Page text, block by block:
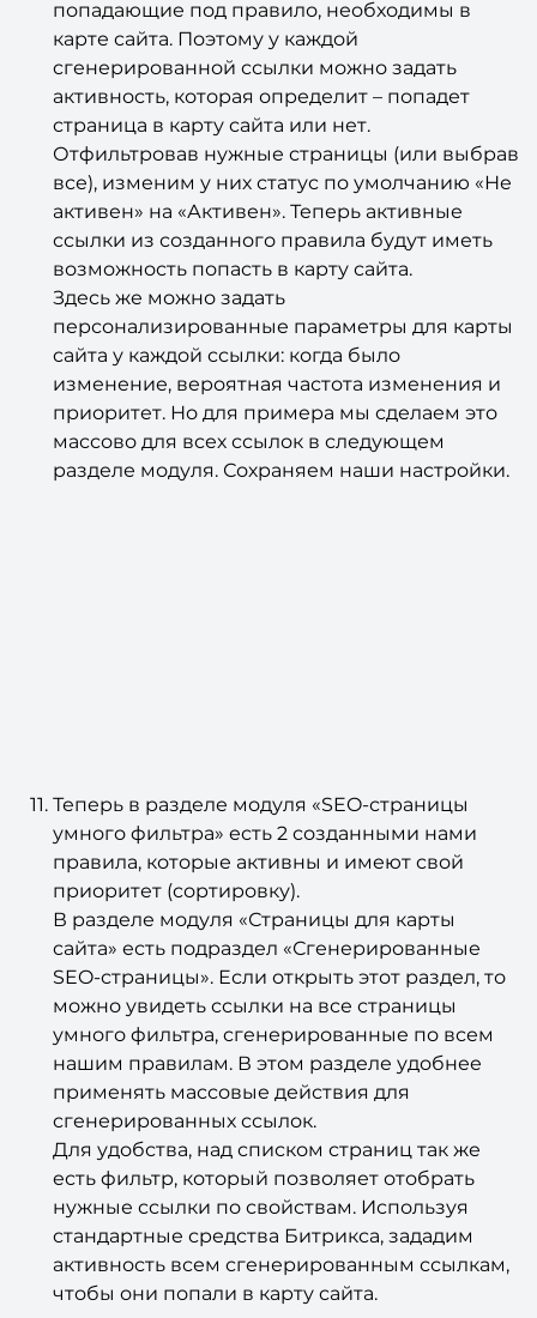
попадающие под правило, необходимы в
карте сайта. Поэтому у каждой
сгенерированной ссылки можно задать
активность, которая определит – попадет
страница в карту сайта или нет.
Отфильтровав нужные страницы (или выбрав
все), изменим у них статус по умолчанию «Не
активен» на «Активен». Теперь активные
ссылки из созданного правила будут иметь
возможность попасть в карту сайта.
Здесь же можно задать
персонализированные параметры для карты
сайта у каждой ссылки: когда было
изменение, вероятная частота изменения и
приоритет. Но для примера мы сделаем это
массово для всех ссылок в следующем
разделе модуля. Сохраняем наши настройки.
Теперь в разделе модуля «SEO-страницы
умного фильтра» есть 2 созданными нами
правила, которые активны и имеют свой
приоритет (сортировку).
В разделе модуля «Страницы для карты
сайта» есть подраздел «Сгенерированные
SEO-страницы». Если открыть этот раздел, то
можно увидеть ссылки на все страницы
умного фильтра, сгенерированные по всем
нашим правилам. В этом разделе удобнее
применять массовые действия для
сгенерированных ссылок.
Для удобства, над списком страниц так же
есть фильтр, который позволяет отобрать
нужные ссылки по свойствам. Используя
стандартные средства Битрикса, зададим
активность всем сгенерированным ссылкам,
чтобы они попали в карту сайта.